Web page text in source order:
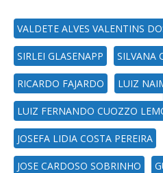
VALDETE ALVES VALENTINS
SIRLEI GLASENAPP SILVANA
RICARDO FAJARDO LUIZ
LUIZ FERNANDO CUOZZO
JOSEFA LIDIA COSTA PEREIRA
JOSE CARDOSO SOBRINHO